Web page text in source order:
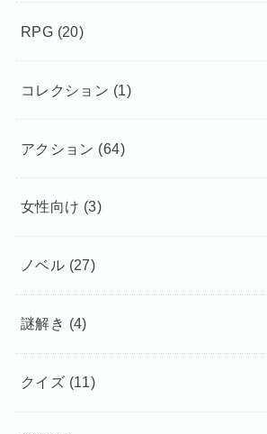
RPG (20)
コレクション (1)
アクション (64)
女性向け (3)
ノベル (27)
謎解き (4)
クイズ (11)